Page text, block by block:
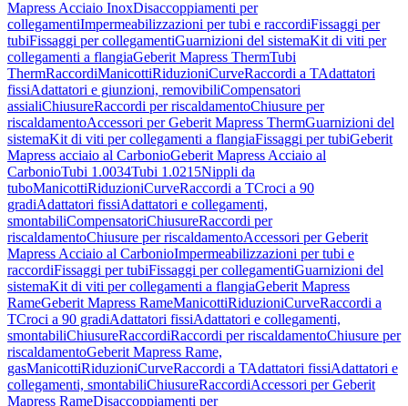
Mapress Acciaio InoxDisaccoppiamenti per
collegamentiImpermeabilizzazioni per tubi e raccordiFissaggi per
tubiFissaggi per collegamentiGuarnizioni del sistemaKit di viti per
collegamenti a flangiaGeberit Mapress ThermTubi
ThermRaccordiManicottiRiduzioniCurveRaccordi a TAdattatori
fissiAdattatori e giunzioni, removibiliCompensatori
assialiChiusureRaccordi per riscaldamentoChiusure per
riscaldamentoAccessori per Geberit Mapress ThermGuarnizioni del
sistemaKit di viti per collegamenti a flangiaFissaggi per tubiGeberit
Mapress acciaio al CarbonioGeberit Mapress Acciaio al
CarbonioTubi 1.0034Tubi 1.0215Nippli da
tuboManicottiRiduzioniCurveRaccordi a TCroci a 90
gradiAdattatori fissiAdattatori e collegamenti,
smontabiliCompensatoriChiusureRaccordi per
riscaldamentoChiusure per riscaldamentoAccessori per Geberit
Mapress Acciaio al CarbonioImpermeabilizzazioni per tubi e
raccordiFissaggi per tubiFissaggi per collegamentiGuarnizioni del
sistemaKit di viti per collegamenti a flangiaGeberit Mapress
RameGeberit Mapress RameManicottiRiduzioniCurveRaccordi a
TCroci a 90 gradiAdattatori fissiAdattatori e collegamenti,
smontabiliChiusureRaccordiRaccordi per riscaldamentoChiusure per
riscaldamentoGeberit Mapress Rame,
gasManicottiRiduzioniCurveRaccordi a TAdattatori fissiAdattatori e
collegamenti, smontabiliChiusureRaccordiAccessori per Geberit
Mapress RameDisaccoppiamenti per